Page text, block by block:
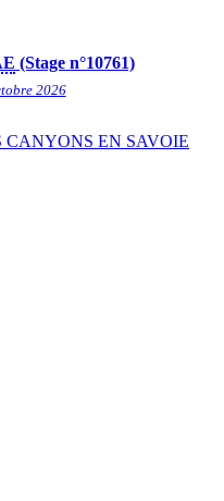
(Stage n°10761)
2026